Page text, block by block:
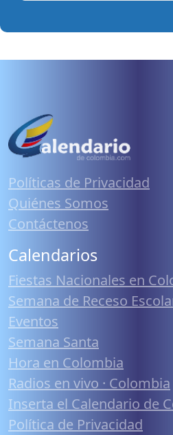
Políticas de Privacidad
Quiénes Somos
Contáctenos
Calendarios
Fiestas Nacionales en
Semana de Receso
Eventos
Semana Santa
Hora en Colombia
Radios en vivo · Colombia
Inserta el Calendario de
Política de Privacidad